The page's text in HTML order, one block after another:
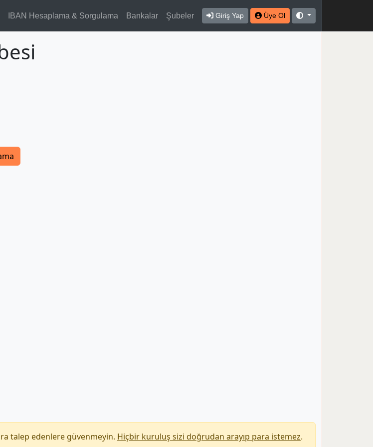
IBAN Hesaplama & Sorgulama Bankalar Şubeler Giriş Yap Üye Ol
talep edenlere güvenmeyin. Hiçbir kuruluş sizi doğrudan arayıp para istemez.